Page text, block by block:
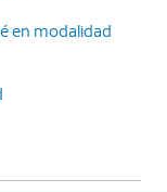
en modalidad